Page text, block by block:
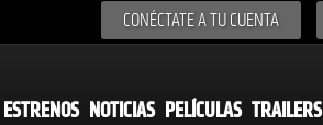
CONÉCTATE A TU CUENTA
ESTRENOS NOTICIAS PELÍCULAS TRAILERS